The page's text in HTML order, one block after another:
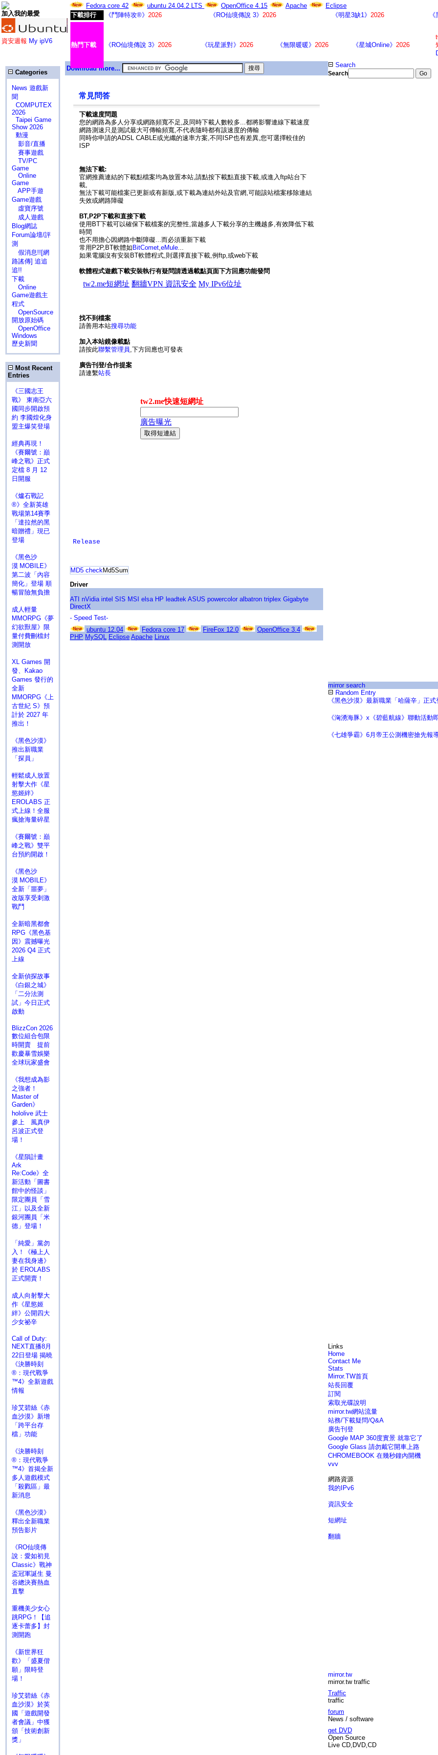
加入我的最愛
資安週報 My ipV6
Fedora core 42 ubuntu 24.04.2 LTS OpenOffice 4.15 Apache
Eclipse
下載排行
《鬥陣特攻®》 2026 《RO仙境傳說 3》 2026 《明星3缺1》 2026
熱門下載 《RO仙境傳說 3》 2026 《玩星派對》 2026 《無限暖暖》 2026 《星城Online》 2026
Categories
News 遊戲新
聞
COMPUTEX
2026
Taipei Game
Show 2026
動漫
影音/直播
賽事遊戲
TV/PC
Game
Online
Game
APP手遊
Game遊戲
虛寶序號
成人遊戲
Blog網誌
Forum論壇/評
測
假消息!![網
路謠傳] 追追
追!!
下載
Online
Game遊戲主
程式
OpenSource
開放原始碼
OpenOffice
Windows
歷史新聞
Most Recent
Entries
《三國志王
戰》 東南亞六
國同步開啟預
約 李國煌化身
盟主爆笑登場
經典再現！
《賽爾號：巔
峰之戰》正式
定檔 8 月 12
日開服
《爐石戰記
®》全新英雄
戰場第14賽季
「達拉然的黑
暗贈禮」現已
登場
《黑色沙
漠 MOBILE》
第二波「內容
簡化」登場 順
暢冒險無負擔
成人輕量
MMORPG《夢
幻欲獸屋》限
量付費刪檔封
測開放
XL Games 開
發、Kakao
Games 發行的
全新
MMORPG《上
古世紀 S》預
計於 2027 年
推出！
《黑色沙漠》
推出新職業
「探員」
輕鬆成人放置
射擊大作《星
慾姬絆》
EROLABS 正
式上線！全服
瘋搶海量碎星
《賽爾號：巔
峰之戰》雙平
台預約開啟！
《黑色沙
漠 MOBILE》
全新「噩夢」
改版享受刺激
戰鬥
全新暗黑都會
RPG《黑色基
因》震撼曝光
2026 Q4 正式
上線
全新偵探故事
《白銀之城》
「二分法測
試」今日正式
啟動
BlizzCon 2026
數位組合包限
時開賣 提前
歡慶暴雪娛樂
全球玩家盛會
《我想成為影
之強者！
Master of
Garden》
hololive 武士
參上 風真伊
呂波正式登
場！
《星隕計畫
Ark
Re:Code》全
新活動「圖書
館中的怪談」
限定團員「雪
江」以及全新
銀河團員「米
德」登場！
「純愛」黨勿
入！《極上人
妻在我身邊》
於 EROLABS
正式開賣！
成人向射擊大
作《星慾姬
絆》公開四大
少女祕辛
Call of Duty:
NEXT直播8月
22日登場 揭曉
《決勝時刻
®：現代戰爭
™4》全新遊戲
情報
珍艾碧絲《赤
血沙漠》新增
「跨平台存
檔」功能
《決勝時刻
®：現代戰爭
™4》首揭全新
多人遊戲模式
「殺戮區」最
新消息
《黑色沙漠》
釋出全新職業
預告影片
《RO仙境傳
說：愛如初見
Classic》戰神
盃冠軍誕生 曼
谷總決賽熱血
直擊
重機美少女心
跳RPG！【追
逐卡蕾多】封
測開跑
《新世界狂
歡》「盛夏偕
願」限時登
場！
珍艾碧絲《赤
血沙漠》於英
國「遊戲開發
者會議」中獲
頒「技術創新
獎」
Download more...
常見問答
下載速度問題
您的網路為多人分享或網路頻寬不足,及同時下載人數較多...都將影響連線下載速度
網路測速只是測試最大可傳輸頻寬,不代表隨時都有該速度的傳輸
同時你申請的ADSL CABLE或光纖的速率方案,不同ISP也有差異,您可選擇較佳的
ISP
無法下載:
官網推薦連結的下載點檔案均為放置本站,請點按下載點直接下載,或進入ftp站台下
載,
無法下載可能檔案已更新或有新版,或下載為連結外站及官網,可能該站檔案移除連結
失效或網路障礙
BT,P2P下載和直接下載
使用BT下載可以確保下載檔案的完整性,當越多人下載分享的主機越多,有效降低下載
時間
也不用擔心因網路中斷障礙...而必須重新下載
常用P2P,BT軟體如 BitComet,eMule...
如果電腦沒有安裝BT軟體程式,則選擇直接下載,例ftp,或web下載
軟體程式遊戲下載安裝執行有疑問請透過載點頁面下方回應功能發問
找不到檔案
請善用本站搜尋功能
加入本站鏡像載點
請按此聯繫管理員 ,下方回應也可發表
廣告刊登/合作提案
請連繫站長
Release
MD5 checkMd5Sum
Driver
ATI nVidia intel SIS MSI elsa HP leadtek ASUS powercolor albatron triplex Gigabyte
DirectX
- Speed Test-
ubuntu 12.04
Fedora core 17 FireFox 12.0
OpenOffice 3.4
PHP MySQL Eclipse Apache Linux
Search
Search
mirror search
Random Entry
《黑色沙漠》最新職業「哈薩辛」正式
《洶湧海豚》x《碧藍航線》聯動活動
《七雄爭霸》6月帝王公測機密搶先報
Links
Home
Contact Me
Stats
Mirror.TW首頁
站長回覆
訂閱
索取光碟說明
mirror.tw網站流量
站務/下載疑問/Q&A
廣告刊登
Google MAP 360度實景 就靠它了
Google Glass 請勿戴它開車上路
CHROMEBOOK 在幾秒鐘內開機
vvv
網路資源
我的IPv6
資訊安全
短網址
翻牆
mirror.tw
mirror.tw traffic
Traffic
traffic
forum
News / software
get DVD
Open Source
Live CD,DVD,CD